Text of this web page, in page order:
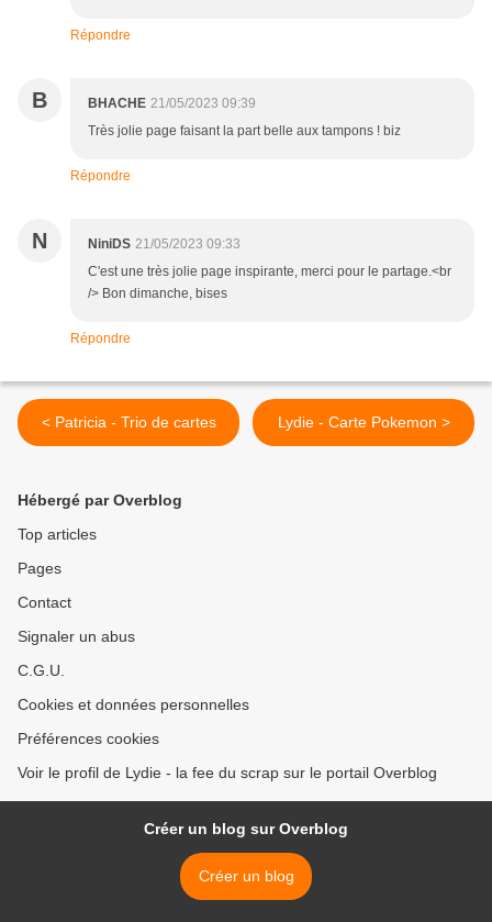
Répondre
B BHACHE 21/05/2023 09:39
Très jolie page faisant la part belle aux tampons ! biz
Répondre
N NiniDS 21/05/2023 09:33
C'est une très jolie page inspirante, merci pour le partage.<br
/> Bon dimanche, bises
Répondre
< Patricia - Trio de cartes Lydie - Carte Pokemon >
Hébergé par Overblog
Top articles
Pages
Contact
Signaler un abus
C.G.U.
Cookies et données personnelles
Préférences cookies
Voir le profil de Lydie - la fee du scrap sur le portail Overblog
Créer un blog sur Overblog
Créer un blog